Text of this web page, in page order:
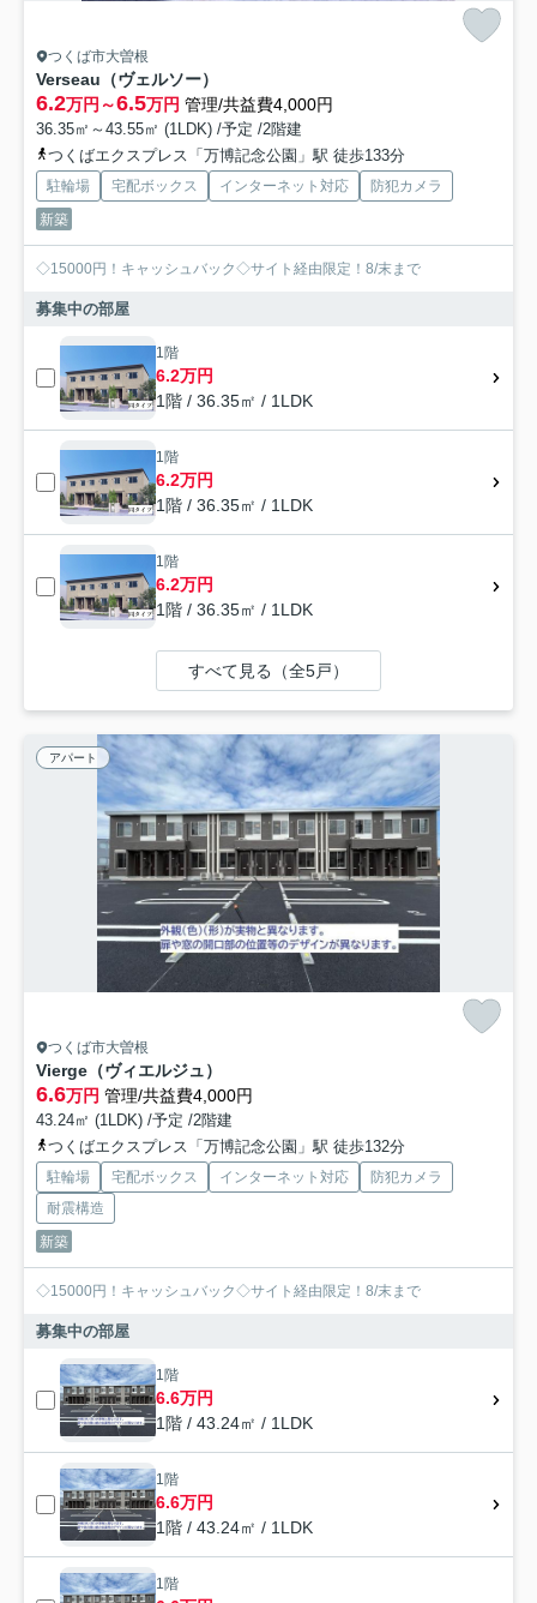
つくば市大曽根
Verseau（ヴェルソー）
6.2万円～6.5万円 管理/共益費4,000円
36.35㎡～43.55㎡ (1LDK) /予定 /2階建
つくばエクスプレス「万博記念公園」駅 徒歩133分
駐輪場 宅配ボックス インターネット対応
防犯カメラ
新築
◇15000円！キャッシュバック◇サイト経由限定！8/末まで
募集中の部屋
1階
6.2万円
1階 / 36.35㎡ / 1LDK
1階
6.2万円
1階 / 36.35㎡ / 1LDK
1階
6.2万円
1階 / 36.35㎡ / 1LDK
すべて見る（全5戸）
アパート
つくば市大曽根
Vierge（ヴィエルジュ）
6.6万円 管理/共益費4,000円
43.24㎡ (1LDK) /予定 /2階建
つくばエクスプレス「万博記念公園」駅 徒歩132分
駐輪場 宅配ボックス インターネット対応
防犯カメラ
耐震構造
新築
◇15000円！キャッシュバック◇サイト経由限定！8/末まで
募集中の部屋
1階
6.6万円
1階 / 43.24㎡ / 1LDK
1階
6.6万円
1階 / 43.24㎡ / 1LDK
1階